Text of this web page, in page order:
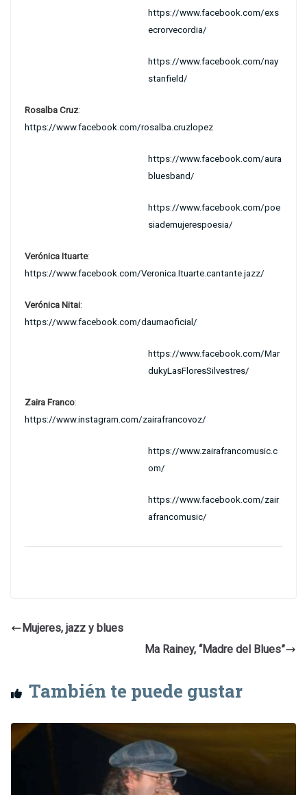
https://www.facebook.com/exs
ecrorvecordia/
https://www.facebook.com/nay
stanfield/
Rosalba Cruz:
https://www.facebook.com/rosalba.cruzlopez
https://www.facebook.com/aura
bluesband/
https://www.facebook.com/poe
siademujerespoesia/
Verónica Ituarte:
https://www.facebook.com/Veronica.Ituarte.cantante.jazz/
Verónica Nitai:
https://www.facebook.com/daumaoficial/
https://www.facebook.com/Mar
dukyLasFloresSilvestres/
Zaira Franco:
https://www.instagram.com/zairafrancovoz/
https://www.zairafrancomusic.c
om/
https://www.facebook.com/zair
afrancomusic/
Mujeres, jazz y blues
Ma Rainey, “Madre del Blues”
También te puede gustar